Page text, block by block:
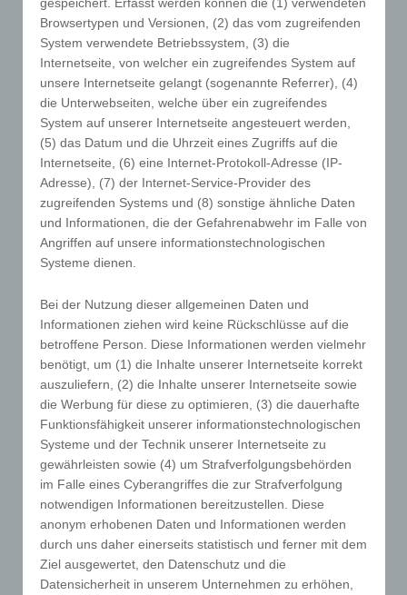
Die Internetseite enthält aufgrund von gesetzlichen
Vorschriften Angaben, die eine schnelle
elektronische Kontaktaufnahme zu unserem
Unternehmen sowie eine unmittelbare
Kommunikation mit uns ermöglichen, was ebenfalls
eine allgemeine Adresse der sogenannten
elektronischen Post (E-Mail-Adresse) umfasst. Sofern
eine betroffene Person per E-Mail oder über ein
Kontaktformular den Kontakt mit dem für die
Verarbeitung Verantwortlichen aufnimmt, werden
die von der betroffenen Person übermittelten
personenbezogenen Daten automatisch gespeichert.
Person an den für die Verarbeitung Verantwortlichen
übermittelten personenbezogenen Daten werden für
Zwecke der Bearbeitung oder der Kontaktaufnahme
zur betroffenen Person gespeichert. Es erfolgt keine
Weitergabe dieser personenbezogenen Daten an
Dritte.
Kommentarfunktion im Blog auf der
Internetseite
Wir bieten den Nutzern auf einem Blog, der sich auf
der Internetseite des für die Verarbeitung
Verantwortlichen befindet, die Möglichkeit,
individuelle Kommentare zu einzelnen Blog-
Beiträgen zu hinterlassen. Ein Blog ist ein auf einer
Browsertypen und Versionen, (2) das vom zugreifenden
System verwendete Betriebssystem, (3) die
Internetseite, von welcher ein zugreifendes System auf
unsere Internetseite gelangt (sogenannte Referrer), (4)
die Unterwebseiten, welche über ein zugreifendes
System auf unserer Internetseite angesteuert werden,
(5) das Datum und die Uhrzeit eines Zugriffs auf die
Internetseite, (6) eine Internet-Protokoll-Adresse (IP-
Adresse), (7) der Internet-Service-Provider des
zugreifenden Systems und (8) sonstige ähnliche Daten
und Informationen, die der Gefahrenabwehr im Falle von
Angriffen auf unsere informationstechnologischen
Systeme dienen.
Bei der Nutzung dieser allgemeinen Daten und
Informationen ziehen wird keine Rückschlüsse auf die
betroffene Person. Diese Informationen werden vielmehr
benötigt, um (1) die Inhalte unserer Internetseite korrekt
auszuliefern, (2) die Inhalte unserer Internetseite sowie
die Werbung für diese zu optimieren, (3) die dauerhafte
Funktionsfähigkeit unserer informationstechnologischen
Systeme und der Technik unserer Internetseite zu
gewährleisten sowie (4) um Strafverfolgungsbehörden
im Falle eines Cyberangriffes die zur Strafverfolgung
notwendigen Informationen bereitzustellen. Diese
anonym erhobenen Daten und Informationen werden
durch uns daher einerseits statistisch und ferner mit dem
Ziel ausgewertet, den Datenschutz und die
Datensicherheit in unserem Unternehmen zu erhöhen,